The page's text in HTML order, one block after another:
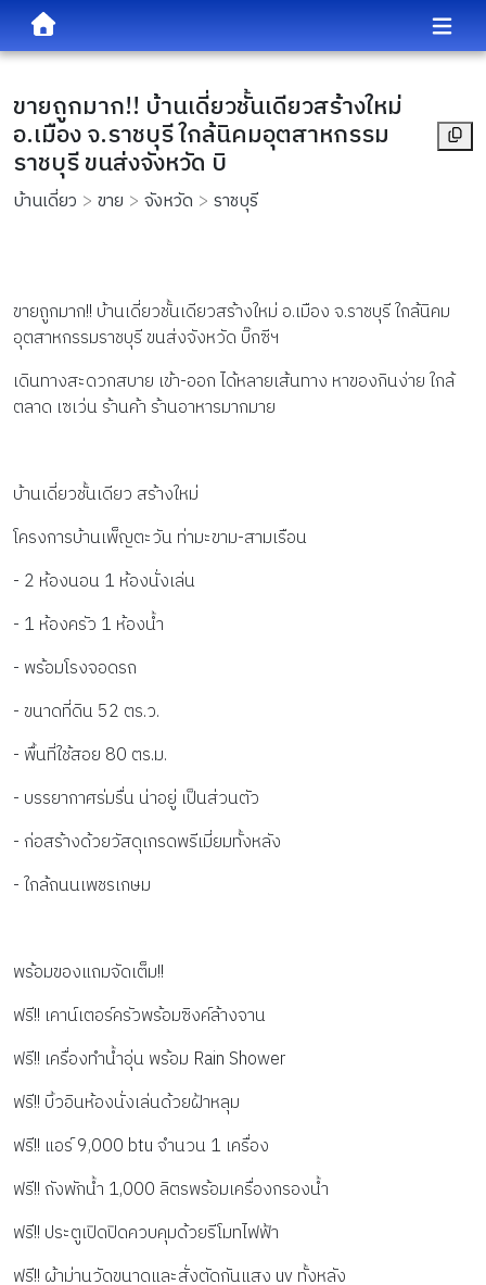
ขายถูกมาก!! บ้านเดี่ยวชั้นเดียวสร้างใหม่
อ.เมือง จ.ราชบุรี ใกล้นิคมอุตสาหกรรม
ราชบุรี ขนส่งจังหวัด บิ
บ้านเดี่ยว ขาย จังหวัด ราชบุรี
ขายถูกมาก!! บ้านเดี่ยวชั้นเดียวสร้างใหม่ อ.เมือง จ.ราชบุรี ใกล้นิคม
อุตสาหกรรมราชบุรี ขนส่งจังหวัด บิ๊กซีฯ
เดินทางสะดวกสบาย เข้า-ออก ได้หลายเส้นทาง หาของกินง่าย ใกล้
ตลาด เซเว่น ร้านค้า ร้านอาหารมากมาย
บ้านเดี่ยวชั้นเดียว สร้างใหม่
โครงการบ้านเพ็ญตะวัน ท่ามะขาม-สามเรือน
- 2 ห้องนอน 1 ห้องนั่งเล่น
- 1 ห้องครัว 1 ห้องน้ำ
- พร้อมโรงจอดรถ
- ขนาดที่ดิน 52 ตร.ว.
- พื้นที่ใช้สอย 80 ตร.ม.
- บรรยากาศร่มรื่น น่าอยู่ เป็นส่วนตัว
- ก่อสร้างด้วยวัสดุเกรดพรีเมี่ยมทั้งหลัง
- ใกล้ถนนเพชรเกษม
พร้อมของแถมจัดเต็ม!!
ฟรี!! เคาน์เตอร์ครัวพร้อมซิงค์ล้างจาน
ฟรี!! เครื่องทำน้ำอุ่น พร้อม Rain Shower
ฟรี!! บิ้วอินห้องนั่งเล่นด้วยฝ้าหลุม
ฟรี!! แอร์ 9,000 btu จำนวน 1 เครื่อง
ฟรี!! ถังพักน้ำ 1,000 ลิตรพร้อมเครื่องกรองน้ำ
ฟรี!! ประตูเปิดปิดควบคุมด้วยรีโมทไฟฟ้า
ฟรี!! ผ้าม่านวัดขนาดและสั่งตัดกันแสง uv ทั้งหลัง